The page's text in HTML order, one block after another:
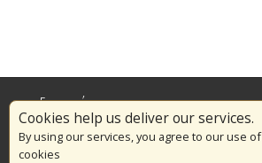
Cookies help us deliver our services.
By using our services, you agree to our use of
cookies
Επικαιρότητα
Το Πυροσβεστικό Σώμα